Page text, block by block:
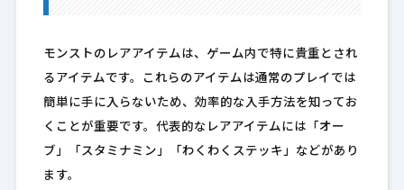
モンストのレアアイテムは、ゲーム内で特に貴重とされ
るアイテムです。これらのアイテムは通常のプレイでは
簡単に手に入らないため、効率的な入手方法を知ってお
くことが重要です。代表的なレアアイテムには「オー
ブ」「スタミナミン」「わくわくステッキ」などがあり
ます。